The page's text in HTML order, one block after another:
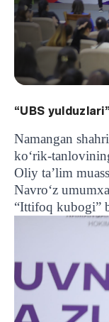
“UBS yulduzlari”
Namangan
koʻrik-
Oliy taʼlim
Navroʻz
“Ittifoq kubogi”